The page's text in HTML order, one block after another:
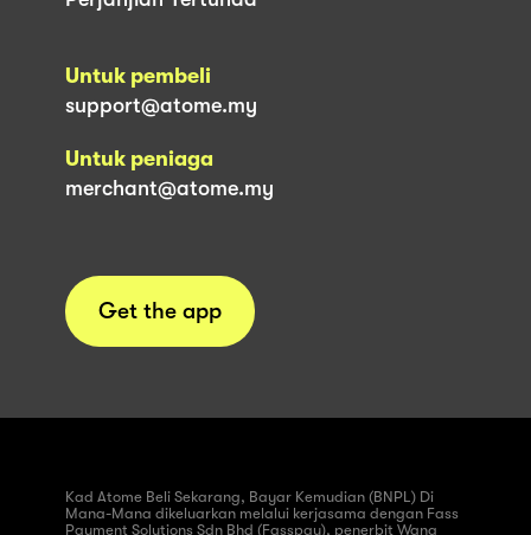
Untuk pembeli
support@atome.my
Untuk peniaga
merchant@atome.my
Get the app
Kad Atome Beli Sekarang, Bayar Kemudian (BNPL) Di
Mana-Mana dikeluarkan melalui kerjasama dengan Fass
Payment Solutions Sdn Bhd (Fasspay), penerbit Wang